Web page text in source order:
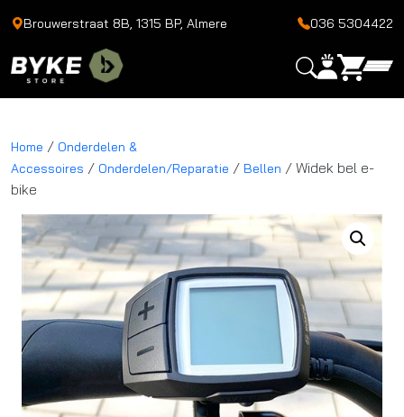
Brouwerstraat 8B, 1315 BP, Almere 036 5304422
Home / Onderdelen &
Accessoires / Onderdelen/Reparatie / Bellen / Widek bel e-
bike